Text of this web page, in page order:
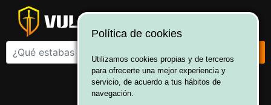
¡Bienvenido a Vulcania!
Política de cookies
Utilizamos cookies propias y de terceros
para ofrecerte una mejor experiencia y
servicio, de acuerdo a tus hábitos de
navegación.